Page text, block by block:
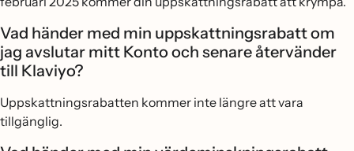
Vad händer med min uppskattningsrabatt om
jag avslutar mitt Konto och senare återvänder
till Klaviyo?
Uppskattningsrabatten kommer inte längre att vara
tillgänglig.